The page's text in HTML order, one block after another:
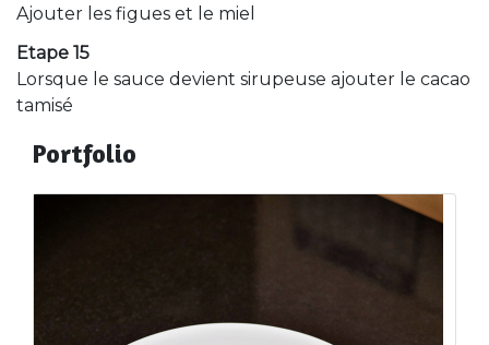
Ajouter les figues et le miel
Etape 15
Lorsque le sauce devient sirupeuse ajouter le cacao
tamisé
Portfolio